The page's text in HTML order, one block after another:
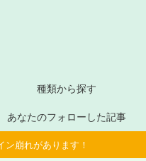
種類から探す
あなたのフォローした記事
ン崩れがあります！